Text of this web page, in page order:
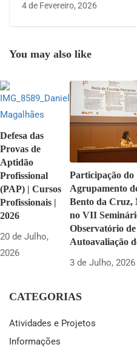
Educação
4 de Fevereiro, 2026
You may also like
Defesa das
Provas de
Aptidão
Profissional
(PAP) | Cursos
Profissionais |
2026
20 de Julho,
2026
Participação do
Agrupamento
Bento da Cruz,
no VII
Observatório de
Autoavaliação
3 de Julho, 2026
CATEGORIAS
Atividades e Projetos
Informações